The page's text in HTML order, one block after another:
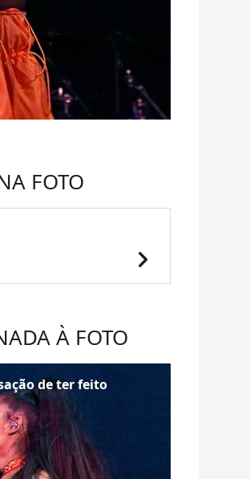
FOTO
chevron_right
À FOTO
de ter feito